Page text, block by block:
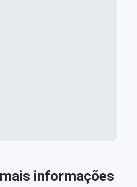
mais informações